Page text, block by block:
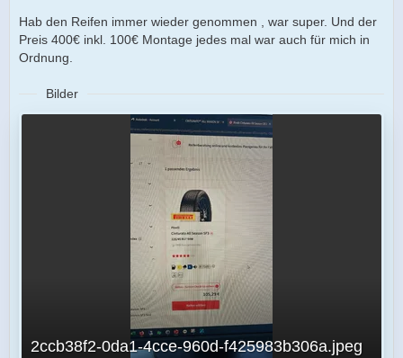
Hab den Reifen immer wieder genommen , war super. Und der
Preis 400€ inkl. 100€ Montage jedes mal war auch für mich in
Ordnung.
Bilder
2ccb38f2-0da1-4cce-960d-f425983b306a.jpeg